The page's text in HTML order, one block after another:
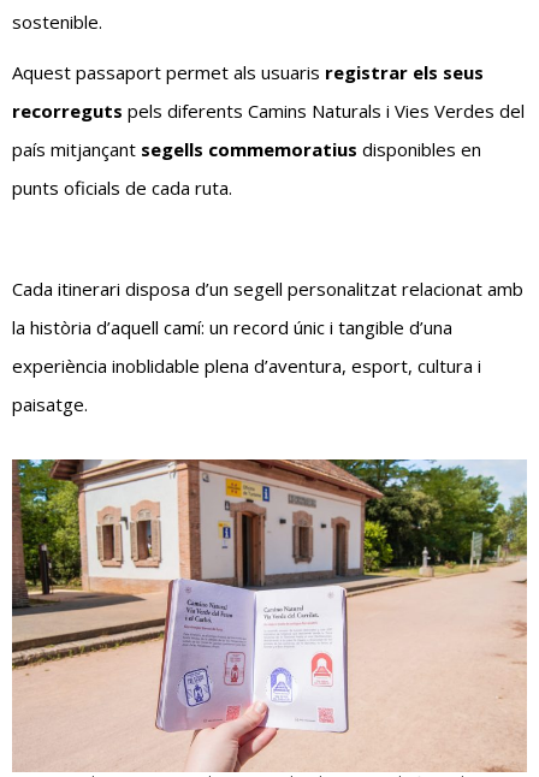
sostenible.
Aquest passaport permet als usuaris registrar els seus
recorreguts pels diferents Camins Naturals i Vies Verdes del
país mitjançant segells commemoratius disponibles en
punts oficials de cada ruta.
Cada itinerari disposa d’un segell personalitzat relacionat amb
la història d’aquell camí: un record únic i tangible d’una
experiència inoblidable plena d’aventura, esport, cultura i
paisatge.